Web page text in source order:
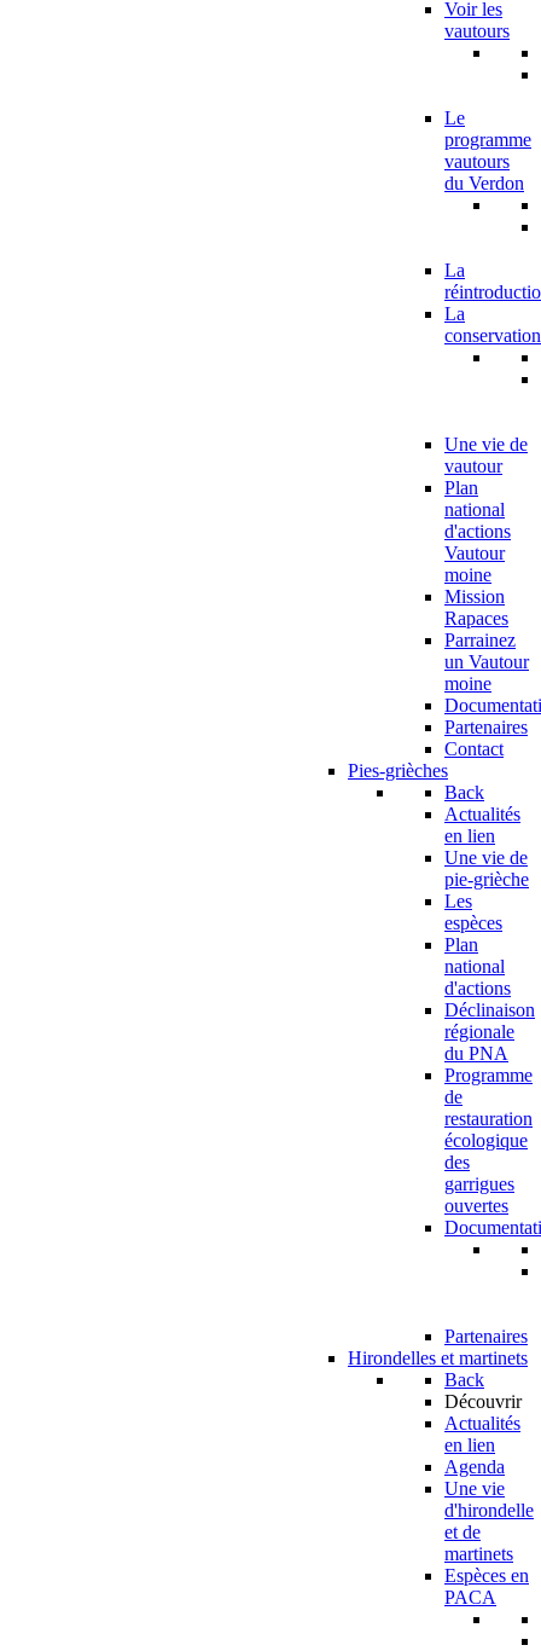
Voir les
vautours
Le
programme
vautours
du Verdon
La
La
conservation
Une vie de
vautour
Plan
national
d'actions
Vautour
moine
Mission
Rapaces
Parrainez
un Vautour
moine
Partenaires
Contact
Pies-grièches
Back
Actualités
en lien
Une vie de
pie-grièche
Les
espèces
Plan
national
d'actions
Déclinaison
régionale
du PNA
Programme
de
restauration
écologique
des
garrigues
ouvertes
Partenaires
Hirondelles et martinets
Back
Découvrir
Actualités
en lien
Agenda
Une vie
d'hirondelle
et de
martinets
Espèces en
PACA